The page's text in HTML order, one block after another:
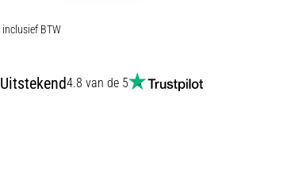
inclusief BTW
Uitstekend4.8 van de 5